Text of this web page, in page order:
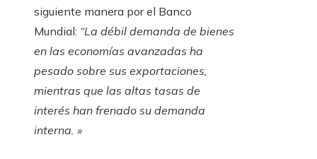
siguiente manera por el Banco
Mundial: “La débil demanda de bienes
en las economías avanzadas ha
pesado sobre sus exportaciones,
mientras que las altas tasas de
interés han frenado su demanda
interna. »